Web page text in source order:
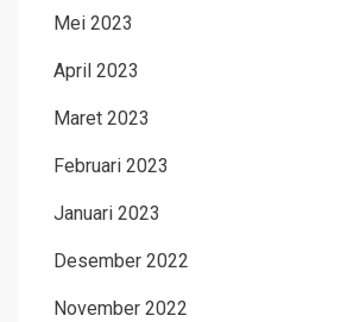
Mei 2023
April 2023
Maret 2023
Februari 2023
Januari 2023
Desember 2022
November 2022